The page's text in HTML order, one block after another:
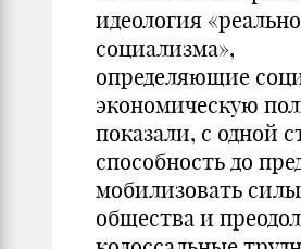
идеология
социализма»,
определяющие
экономическую
показали, с одной
способность до
мобилизовать силы
общества и